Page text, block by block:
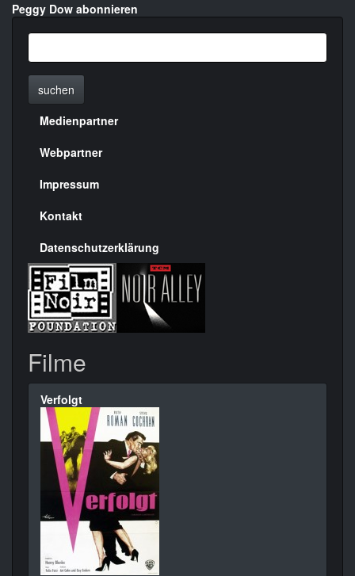
Peggy Dow abonnieren
suchen
Menülinks
rechte
Seite
Medienpartner
Webpartner
Impressum
Kontakt
Datenschutzerklärung
Filme
Verfolgt